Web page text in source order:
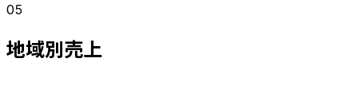
05
地域別売上